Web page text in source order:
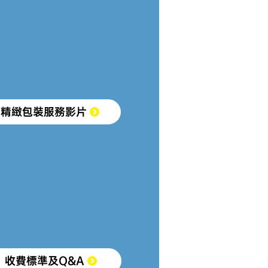
精緻包裝服務影片
收費標準及Q&A